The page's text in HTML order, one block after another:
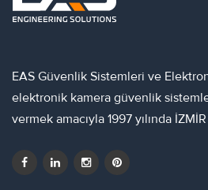
EAS Güvenlik Sistemleri ve
elektronik kamera güvenlik
vermek amacıyla 1997 yılında